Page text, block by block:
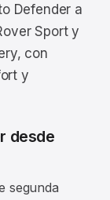
Defender a
Sport y
con
y
desde
segunda